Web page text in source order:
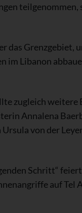
das Grenzgebiet,
im Libanon
zugleich
Annalena
von der
Schritt“
auf Tel